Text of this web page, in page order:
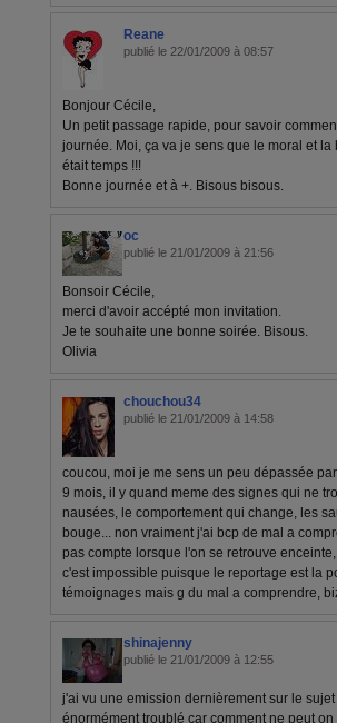
Reane
publié le 22/01/2009 à 08:57
Bonjour Cécile,
Un petit passage rapide, pour savoir
journée. Moi, ça va je sens que le moral et
était temps !!!
Bonne journée et à +. Bisous bisous.
oc
publié le 21/01/2009 à 21:56
Bonsoir Cécile,
merci d'avoir accépté mon invitation.
Je te souhaite une bonne soirée. Bisous.
Olivia
chouchou34
publié le 21/01/2009 à 14:58
coucou, moi je me sens un peu dépassée
9 mois, il y quand meme des signes qui ne
nausées, le comportement qui change, les
bouge... non vraiment j'ai bcp de mal a
pas compte lorsque l'on se retrouve
c'est impossible puisque le reportage est la
témoignages mais g du mal a comprendre,
shinajenny
publié le 21/01/2009 à 12:55
j'ai vu une emission dernièrement sur le
énormément troublé car comment ne peut